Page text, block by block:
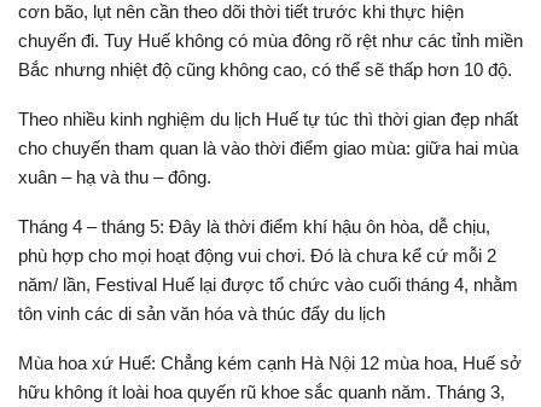
cơn bão, lụt nên cần theo dõi thời tiết trước khi thực hiện
chuyến đi. Tuy Huế không có mùa đông rõ rệt như các tỉnh miền
Bắc nhưng nhiệt độ cũng không cao, có thể sẽ thấp hơn 10 độ.
Theo nhiều kinh nghiệm du lịch Huế tự túc thì thời gian đẹp nhất
cho chuyến tham quan là vào thời điểm giao mùa: giữa hai mùa
xuân – hạ và thu – đông.
Tháng 4 – tháng 5: Đây là thời điểm khí hậu ôn hòa, dễ chịu,
phù hợp cho mọi hoạt động vui chơi. Đó là chưa kể cứ mỗi 2
năm/ lần, Festival Huế lại được tổ chức vào cuối tháng 4, nhằm
tôn vinh các di sản văn hóa và thúc đẩy du lịch
Mùa hoa xứ Huế: Chẳng kém cạnh Hà Nội 12 mùa hoa, Huế sở
hữu không ít loài hoa quyến rũ khoe sắc quanh năm. Tháng 3,